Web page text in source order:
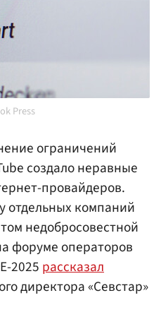
Press
ограничений
создало неравные
провайдеров.
отдельных компаний
недобросовестной
форуме операторов
2025 рассказал
директора «Севстар»